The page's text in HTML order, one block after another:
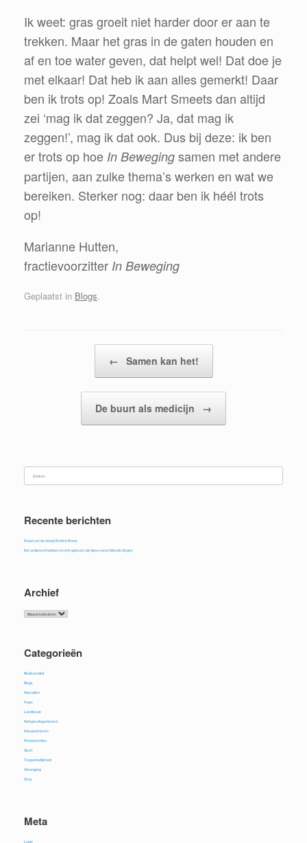
Ik weet: gras groeit niet harder door er aan te
trekken. Maar het gras in de gaten houden en
af en toe water geven, dat helpt wel! Dat doe je
met elkaar! Dat heb ik aan alles gemerkt! Daar
ben ik trots op! Zoals Mart Smeets dan altijd
zei ‘mag ik dat zeggen? Ja, dat mag ik
zeggen!’, mag ik dat ook. Dus bij deze: ik ben
er trots op hoe In Beweging samen met andere
partijen, aan zulke thema’s werken en wat we
bereiken. Sterker nog: daar ben ik héél trots
op!
Marianne Hutten,
fractievoorzitter In Beweging
Geplaatst in Blogs.
← Samen kan het!
De buurt als medicijn →
Zoeken
Recente berichten
Raad van de straat, Eveline Kroes
Een antwoord hebben en erin geloven zijn twee verschillende dingen
Archief
Archief
Categorieën
Biodiversiteit
Blogs
Education
Hope
Landbouw
Niet gecategoriseerd
Nieuwsbrieven
Persberichten
Sport
Toegankelijkheid
Vereniging
Zorg
Meta
Login